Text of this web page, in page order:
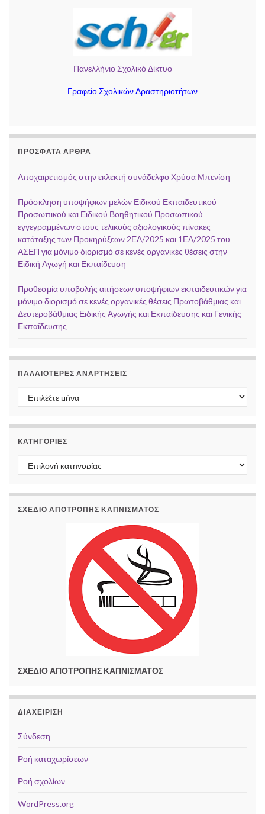
Πανελλήνιο Σχολικό Δίκτυο
Γραφείο Σχολικών Δραστηριοτήτων
ΠΡΌΣΦΑΤΑ ΆΡΘΡΑ
Αποχαιρετισμός στην εκλεκτή συνάδελφο Χρύσα Μπενίση
Πρόσκληση υποψήφιων μελών Ειδικού Εκπαιδευτικού
Προσωπικού και Ειδικού Βοηθητικού Προσωπικού
εγγεγραμμένων στους τελικούς αξιολογικούς πίνακες
κατάταξης των Προκηρύξεων 2ΕΑ/2025 και 1ΕΑ/2025 του
ΑΣΕΠ για μόνιμο διορισμό σε κενές οργανικές θέσεις στην
Ειδική Αγωγή και Εκπαίδευση
Προθεσμία υποβολής αιτήσεων υποψήφιων εκπαιδευτικών για
μόνιμο διορισμό σε κενές οργανικές θέσεις Πρωτοβάθμιας και
Δευτεροβάθμιας Ειδικής Αγωγής και Εκπαίδευσης και Γενικής
Εκπαίδευσης
ΠΑΛΑΙΌΤΕΡΕΣ ΑΝΑΡΤΉΣΕΙΣ
Παλαιότερες αναρτήσεις
KΑΤΗΓΟΡΊΕΣ
Kατηγορίες
ΣΧΕΔΙΟ ΑΠΟΤΡΟΠΗΣ ΚΑΠΝΙΣΜΑΤΟΣ
ΣΧΕΔΙΟ ΑΠΟΤΡΟΠΗΣ ΚΑΠΝΙΣΜΑΤΟΣ
ΔΙΑΧΕΊΡΙΣΗ
Σύνδεση
Ροή καταχωρίσεων
Ροή σχολίων
WordPress.org